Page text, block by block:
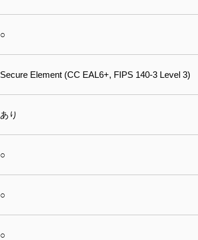
○
Secure Element (CC EAL6+, FIPS 140-3 Level 3)
あり
○
○
○